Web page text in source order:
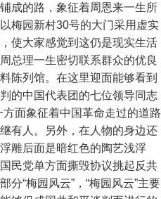
成的路，象征着周恩来一生所
梅园新村30号的大门采用虚实
使大家感觉到这仍是现实生活
总理一生密切联系群众的优良
陈列馆。在这里迎面能够看到
的中国代表团的七位领导同志
面象征着中国革命走过的道路
有人。另外，在人物的身边还
雕后面是暗红色的陶艺浅浮
民党单方面撕毁协议挑起反共
“梅园风云”，“梅园风云”主要